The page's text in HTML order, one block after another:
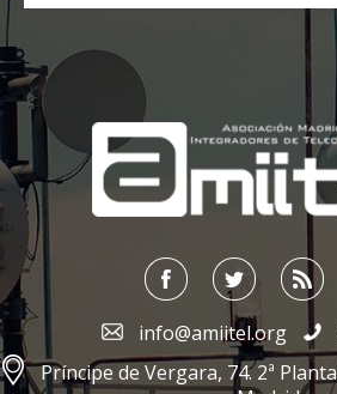
;
info@amiitel.org
Príncipe de Vergara, 74. 2ª